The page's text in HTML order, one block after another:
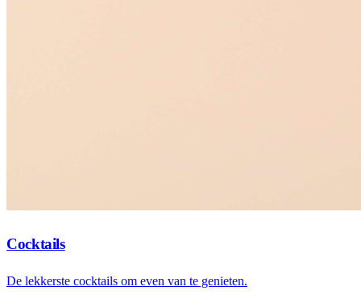
Cocktails
De lekkerste cocktails om even van te genieten.